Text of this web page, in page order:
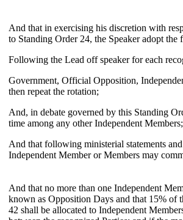
And that in exercising his discretion with
to Standing Order 24, the Speaker adopt
Following the Lead off speaker for each
Government, Official Opposition,
then repeat the rotation;
And, in debate governed by this Standing
time among any other Independent Members;
And that following ministerial statements
Independent Member or Members may
And that no more than one Independent
known as Opposition Days and that 15% of
42 shall be allocated to Independent